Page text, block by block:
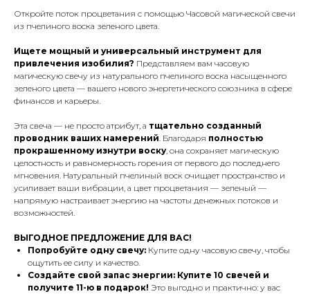
Откройте поток процветания с помощью Часовой магической свечи
из пчелиного воска зеленого цвета.
Ищете мощный и универсальный инструмент для
привлечения изобилия? Представляем вам часовую
магическую свечу из натурального пчелиного воска насыщенного
зеленого цвета — вашего нового энергетического союзника в сфере
финансов и карьеры.
Эта свеча — не просто атрибут, а тщательно созданный
проводник ваших намерений. Благодаря полностью
прокрашенному изнутри воску, она сохраняет магическую
целостность и равномерность горения от первого до последнего
мгновения. Натуральный пчелиный воск очищает пространство и
усиливает ваши вибрации, а цвет процветания — зеленый —
напрямую настраивает энергию на частоты денежных потоков и
возможностей.
ВЫГОДНОЕ ПРЕДЛОЖЕНИЕ ДЛЯ ВАС!
Попробуйте одну свечу: Купите одну часовую свечу, чтобы
ощутить ее силу и качество.
Создайте свой запас энергии: Купите 10 свечей и
получите 11-ю в подарок! Это выгодно и практично: у вас